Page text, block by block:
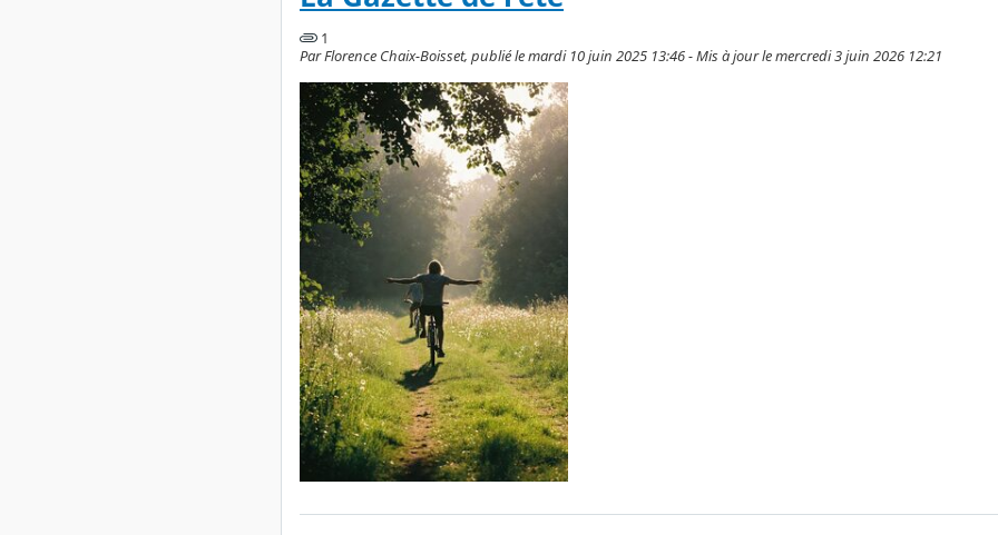
1
Par Florence Chaix-Boisset, publié le mardi 10 juin 2025 13:46 - Mis à jour le mercredi 3 juin 2026 12:21